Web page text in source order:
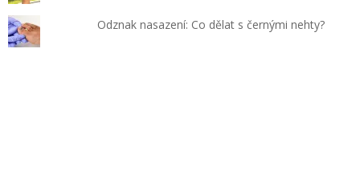
Odznak nasazení: Co dělat s černými nehty?